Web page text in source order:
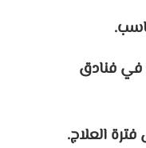
في فنادق
العلاج.